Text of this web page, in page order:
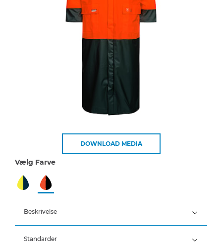
DOWNLOAD MEDIA
Vælg Farve
Beskrivelse
100% Polyester, PU belægning, 190 g/m²
Standarder